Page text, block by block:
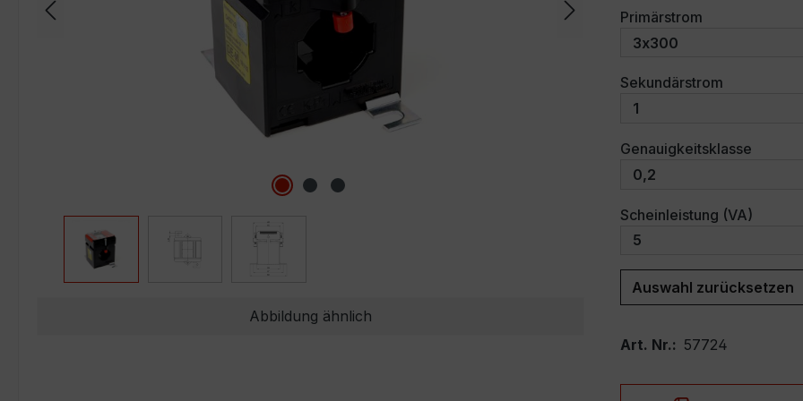
Abbildung ähnlich
Primärstrom
Sekundärstrom
Genauigkeitsklasse
Scheinleistung (VA)
Auswahl zurücksetzen
Art. Nr.: 57724